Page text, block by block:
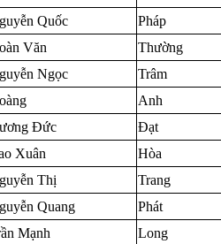
Quốc Pháp
Văn Thường
Ngọc Trâm
Anh
Đức Đạt
Xuân Hòa
Thị Trang
Quang Phát
Mạnh Long